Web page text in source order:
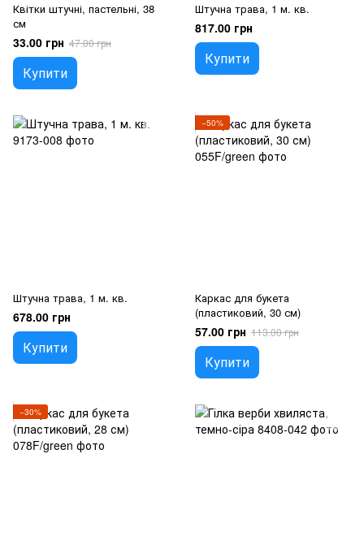
Квітки штучні, пастельні, 38
см
33.00 грн 47.00 грн
Купити
Штучна трава, 1 м. кв.
817.00 грн
Купити
Штучна трава, 1 м. кв.
678.00 грн
Купити
−50%
Каркас для букета
(пластиковий, 30 см)
57.00 грн 113.00 грн
Купити
−30%